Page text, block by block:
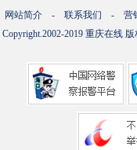
网站简介 - 联系我们 - 营
Copyright.2002-2019 重庆在线 版